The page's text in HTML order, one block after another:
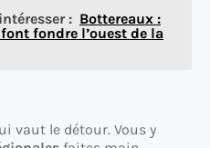
: Bottereaux :
fondre l’ouest de la
vaut le détour. Vous y